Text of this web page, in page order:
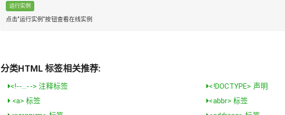
运行实例
点击"运行实例"按钮查看在线实例
分类HTML 标签相关推荐:
<!--...--> 注释标签
<!DOCTYPE> 声明
<a> 标签
<abbr> 标签